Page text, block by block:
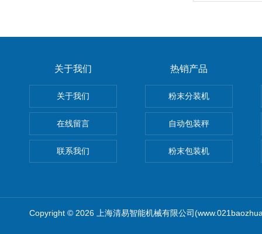
关于我们
关于我们
在线留言
联系我们
热销产品
粉末分装机
自动包装秤
粉末包装机
Copyright © 2026 上海清易智能机械有限公司